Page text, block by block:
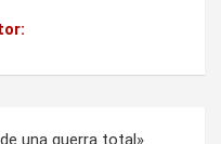
una guerra total»